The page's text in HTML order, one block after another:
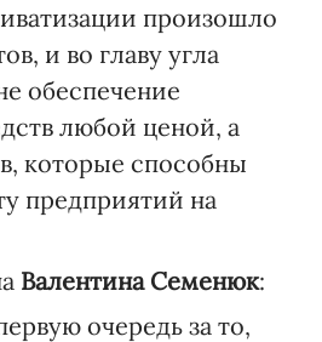
произошло
и во главу угла
обеспечение
любой ценой, а
которые способны
предприятий на
Валентина Семенюк:
очередь за то,